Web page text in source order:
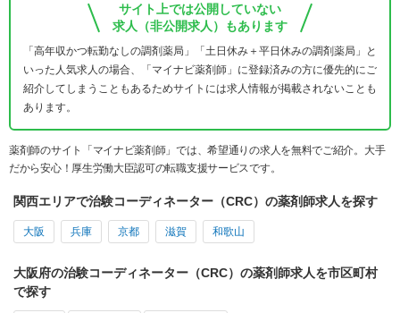
サイト上では公開していない
求人（非公開求人）もあります
「高年収かつ転勤なしの調剤薬局」「土日休み＋平日休みの調剤薬局」と
いった人気求人の場合、「マイナビ薬剤師」に登録済みの方に優先的にご
紹介してしまうこともあるためサイトには求人情報が掲載されないことも
あります。
薬剤師のサイト「マイナビ薬剤師」では、希望通りの求人を無料でご紹介。大手
だから安心！厚生労働大臣認可の転職支援サービスです。
関西エリアで治験コーディネーター（CRC）の薬剤師求人を探す
大阪 兵庫 京都 滋賀 和歌山
大阪府の治験コーディネーター（CRC）の薬剤師求人を市区町村
で探す